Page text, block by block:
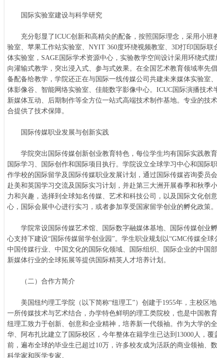
国际实验室建设与科学研究
充分彰显了ICUC创新和高精尖的配备，按照国际理念，采用小班
验室、苹果工作站实验室、NYIT 360度环绕视频教室、3D打印国际联
体实验室，SAGE国际学术资源中心，实验教学空间设计采用环绕式
向灌输式教学，突出浸入式、参与式效果。在全国艺术教育领域率先
备配备给教学，学院还正在与国际一线传媒公司共建未来媒体实验室
体影像谷、智能网络实验室、佳能数字影像中心。ICUC国际演播技术
新媒体互动、后期制作等全方位一站式高端技术制作基地。专业的技
合提供了技术保障。
国际传媒职业发展与创新实践
学院突出国际传媒创新创业教育特色，每位学生均有国际实践教
国际学习、国际创作和国际项目执行。学院设立全球学习中心和国际
作学校的国际留学及国际传媒职业发展计划，通过国际传媒咨询委员
赴美和英国学习交流及国际实习计划，并赴第三大洲开展春季和秋季
力和兴趣，选择到全球知名传媒、艺术和科技公司，以及国际文化创
心，国际会展中心进行实习，或者参加享受国家留学创业的孵化政策。
学院常设国际传媒艺术馆、国际数字融媒体基地、国际传媒创业
心支持下建设“国际传媒留学创业园”。学生职业规划以“GMC传媒全
中国传媒行业、中国文化的国际化领域、国际组织、国际企业的中国
新媒体行业的全球拓展等提供国际精英人才培养计划。
（二）合作方简介
美国纽约理工学院（以下简称“纽理工”）创建于1955年，主校区
一所传媒技术与艺术结合，办学特色鲜明的理工类院校，也是中国教
纽理工致力于创新、创意和企业精神，培养新一代领袖。作为大学的
华、阿布扎比建立了国际校区，今年整体在籍学生已达到13000人，
前，遍布全球的毕业生已超过10万，许多校友成为活跃的商业领袖、
科学家和医学专家。